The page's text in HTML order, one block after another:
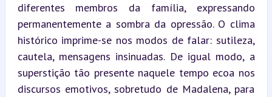
diferentes membros da família, expressando
permanentemente a sombra da opressão. O clima
histórico imprime-se nos modos de falar: sutileza,
cautela, mensagens insinuadas. De igual modo, a
superstição tão presente naquele tempo ecoa nos
discursos emotivos, sobretudo de Madalena, para